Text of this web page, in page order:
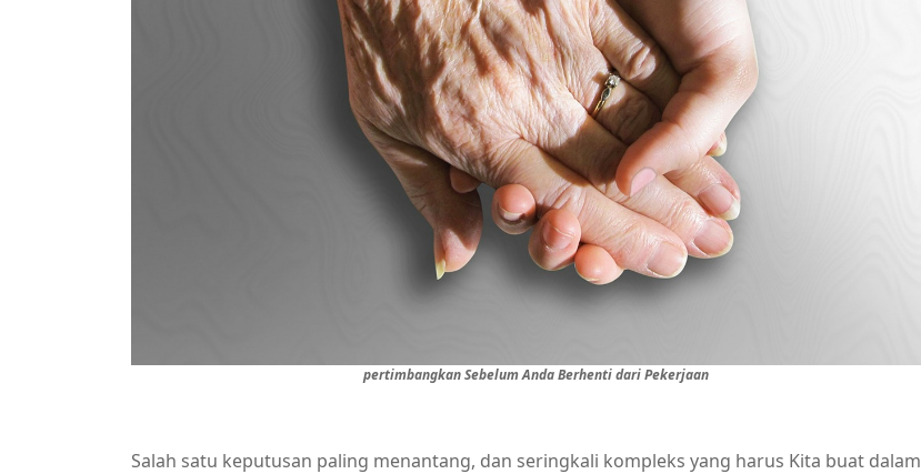
pertimbangkan Sebelum Anda Berhenti dari Pekerjaan
Salah satu keputusan paling menantang, dan seringkali kompleks yang harus Kita buat dalam